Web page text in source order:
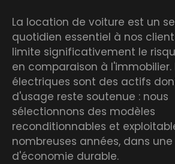
La location de voiture est un
quotidien essentiel à nos
limite significativement le
en comparaison à l'immobilier.
électriques sont des actifs
d'usage reste soutenue : nous
sélectionnons des modèles
reconditionnables et
nombreuses années, dans
d'économie durable.